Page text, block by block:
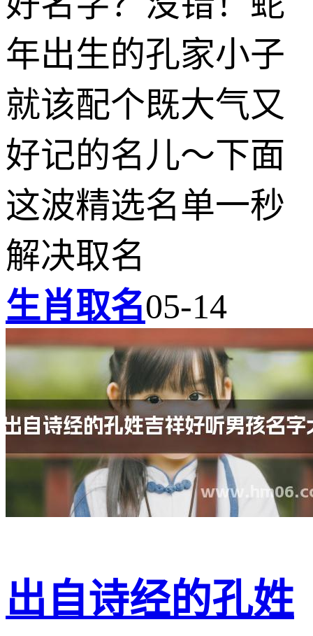
年出生的孔家小子
就该配个既大气又
好记的名儿～下面
这波精选名单一秒
解决取名
生肖取名05-14
出自诗经的孔姓